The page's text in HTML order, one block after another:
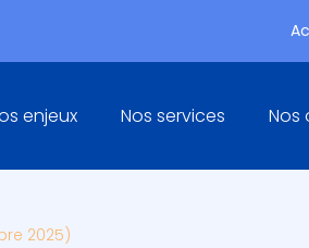
enjeux Nos services Nos
LIBÉRALES :
2025)